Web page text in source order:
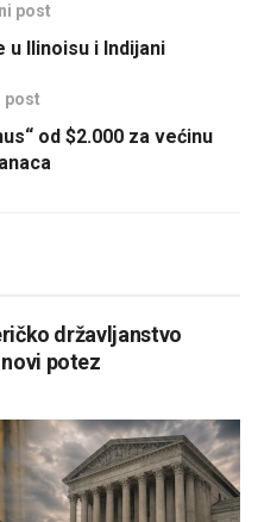
post
u Ilinoisu i Indijani
post
od $2.000 za većinu
državljanstvo
potez